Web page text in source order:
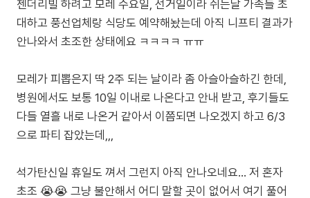
젠더리빌 하려고 모레 수요일, 선거일이라 쉬는날 가족들 초
대하고 풍선업체랑 식당도 예약해놨는데 아직 니프티 결과가
안나와서 초조한 상태에요 ㅋㅋㅋㅋ ㅠㅠ
모레가 피뽑은지 딱 2주 되는 날이라 좀 아슬아슬하긴 한데,
병원에서도 보통 10일 이내로 나온다고 안내 받고, 후기들도
다들 열흘 내로 나온거 같아서 이쯤되면 나오겠지 하고 6/3
으로 파티 잡았는데,,,
석가탄신일 휴일도 껴서 그런지 아직 안나오네요… 저 혼자
초조 😭😭 그냥 불안해서 어디 말할 곳이 없어서 여기 풀어